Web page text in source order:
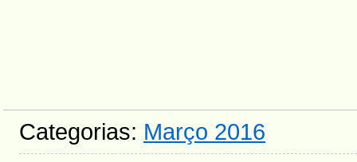
Categorias: Março 2016